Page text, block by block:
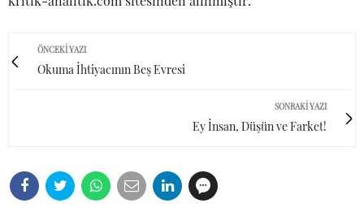
ÖNCEKI YAZI
Okuma İhtiyacının Beş Evresi
SONRAKI YAZI
Ey İnsan, Düşün ve Farket!